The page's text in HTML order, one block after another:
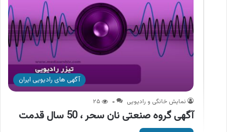
آگهی های رادیویی ایران
نمایش خانگی و رادیویی ۰ ۲۵
آگهی گروه صنعتی نان سحر ، 50 سال قدمت